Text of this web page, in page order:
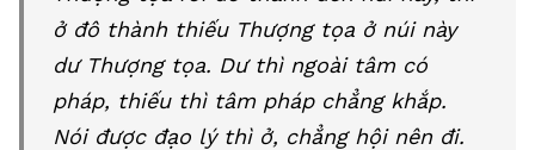
ở đô thành thiếu Thượng tọa ở núi này
dư Thượng tọa. Dư thì ngoài tâm có
pháp, thiếu thì tâm pháp chẳng khắp.
Nói được đạo lý thì ở, chẳng hội nên đi.